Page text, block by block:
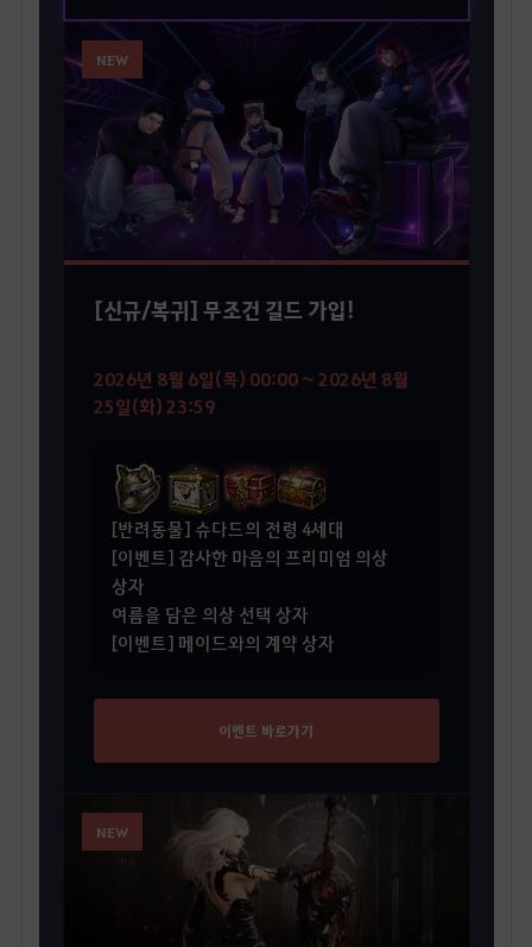
NEW
[신규/복귀] 무조건 길드 가입!
2026년 8월 6일(목) 00:00 ~ 2026년 8월
25일(화) 23:59
[반려동물] 슈다드의 전령 4세대
[이벤트] 감사한 마음의 프리미엄 의상
상자
여름을 담은 의상 선택 상자
[이벤트] 메이드와의 계약 상자
이벤트 바로가기
NEW